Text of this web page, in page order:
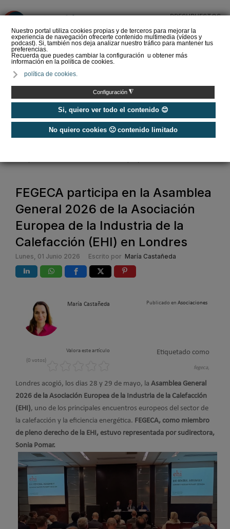
Nuestro portal utiliza cookies propias y de terceros para mejorar la
experiencia de navegación ofrecerte contenido multimedia (vídeos y
podcast). Si, también nos deja analizar nuestro tráfico para mantener tus
preferencias.
Recuerda que puedes cambiar la configuración u obtener más
información en la política de cookies.
política de cookies.
Configuración ◮
Si, quiero ver todo el contenido 😊
No quiero cookies 🙁 contenido limitado
PRESUPUESTOS
del Amperio (Episodio 3)
Noticias / Asociaciones
/
FEGECA participa en la Asamblea
General 2026 de la Asociación
Europea de la Industria de la
Calefacción (EHI) en Londres
Lunes, 01 Junio 2026 Escrito por María Castañeda
María Castañeda Publicado en Asociaciones
Valora este artículo
(0 votos)
Etiquetado como
fegeca,
Londres acogió, los dias 28 y 29 de mayo, la Asamblea General
2026 de la Asociación Europea de la Industria de la Calefacción
(EHI), uno de los principales encuentros europeos del sector de
la calefacción y la eficiencia energética. FEGECA, como miembro
de pleno derecho de la EHI, estuvo representada por sudirectora,
Sonia Pomar.